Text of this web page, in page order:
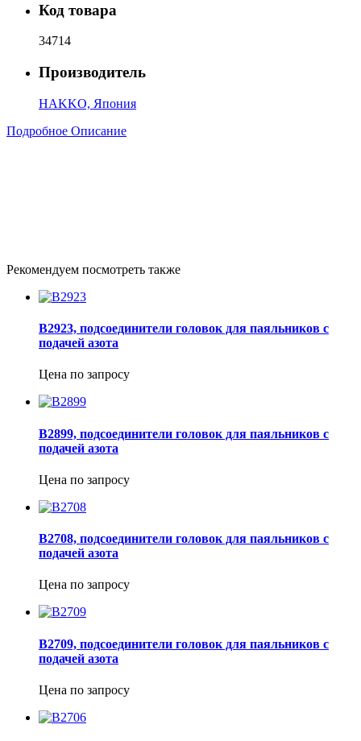
Код товара
34714
Производитель
HAKKO, Япония
Подробное Описание
Рекомендуем посмотреть также
B2923, подсоединители головок для паяльников с
подачей азота
Цена по запросу
B2899, подсоединители головок для паяльников с
подачей азота
Цена по запросу
B2708, подсоединители головок для паяльников с
подачей азота
Цена по запросу
B2709, подсоединители головок для паяльников с
подачей азота
Цена по запросу